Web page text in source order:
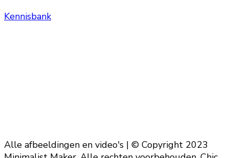
Kennisbank
Alle afbeeldingen en video's | © Copyright 2023